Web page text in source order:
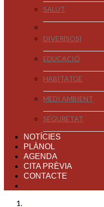
SALUT
DIVER[SOS]
EDUCACIÓ
HABITATGE
MEDI AMBIENT
SEGURETAT
NOTÍCIES
PLÀNOL
AGENDA
CITA PRÈVIA
CONTACTE